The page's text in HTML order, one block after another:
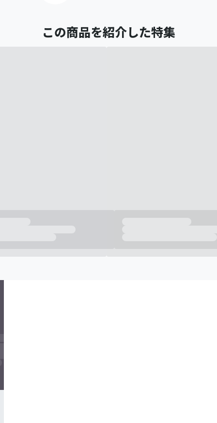
この商品を紹介した特集